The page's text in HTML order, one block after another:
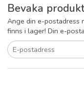
Bevaka
Ange din e-postadress
finns i lager! Din e-